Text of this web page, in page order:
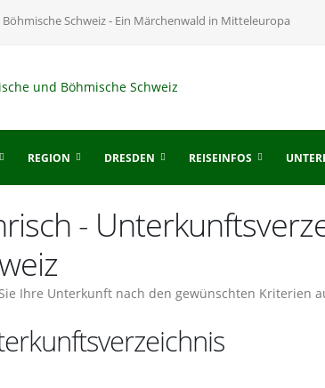
Böhmische Schweiz - Ein Märchenwald in Mitteleuropa
REGION DRESDEN REISEINFOS
-
Ihre Unterkunft nach den gewünschten Kriterien